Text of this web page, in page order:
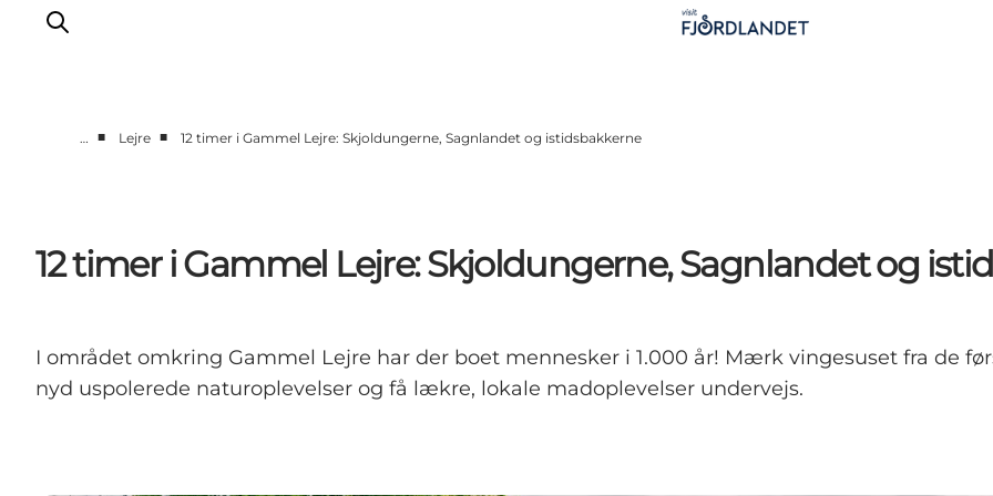
Guides & inspiration
Overnatning
… ■ Lejre ■ 12 timer i Gammel Lejre: Skjoldungerne, Sagnlandet og istidsbakkerne
12 timer i Gammel Lejre: Skjoldungerne, Sagnlandet og
I området omkring Gammel Lejre har der boet mennesker i 1.000 år! Mærk vingesuset fra de
nyd uspolerede naturoplevelser og få lækre, lokale madoplevelser undervejs.